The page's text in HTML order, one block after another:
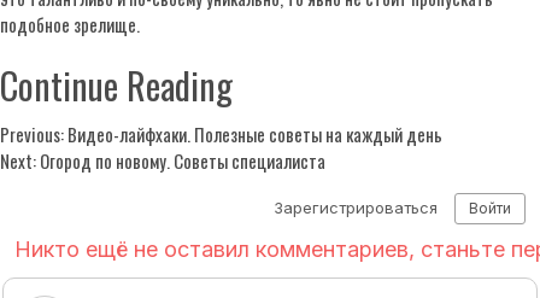
подобное зрелище.
Continue Reading
Previous:Видео-лайфхаки. Полезные советы на каждый день
Next:Огород по новому. Советы специалиста